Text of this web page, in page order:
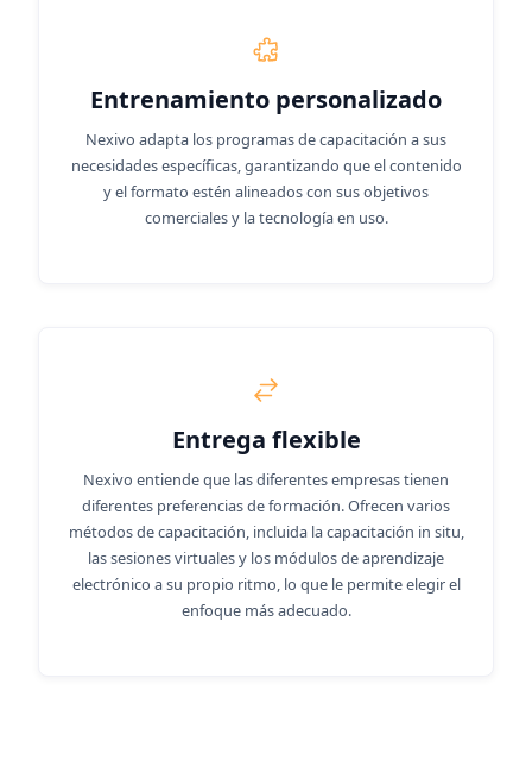
Entrenamiento personalizado
Nexivo adapta los programas de capacitación a sus
necesidades específicas, garantizando que el contenido
y el formato estén alineados con sus objetivos
comerciales y la tecnología en uso.
Entrega flexible
Nexivo entiende que las diferentes empresas tienen
diferentes preferencias de formación. Ofrecen varios
métodos de capacitación, incluida la capacitación in situ,
las sesiones virtuales y los módulos de aprendizaje
electrónico a su propio ritmo, lo que le permite elegir el
enfoque más adecuado.